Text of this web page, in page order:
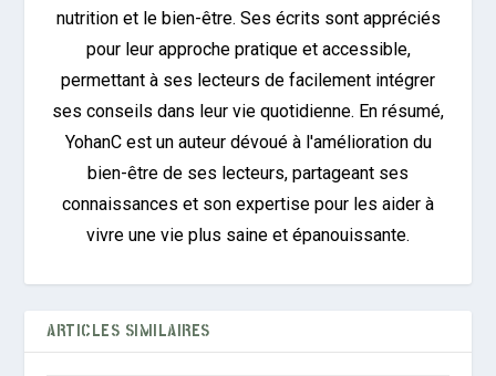
nutrition et le bien-être. Ses écrits sont appréciés
pour leur approche pratique et accessible,
permettant à ses lecteurs de facilement intégrer
ses conseils dans leur vie quotidienne. En résumé,
YohanC est un auteur dévoué à l'amélioration du
bien-être de ses lecteurs, partageant ses
connaissances et son expertise pour les aider à
vivre une vie plus saine et épanouissante.
ARTICLES SIMILAIRES